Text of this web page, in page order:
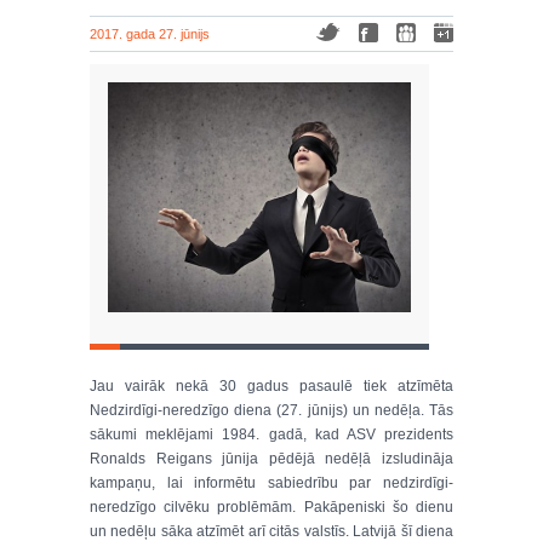
2017. gada 27. jūnijs
Jau vairāk nekā 30 gadus pasaulē tiek atzīmēta
Nedzirdīgi-neredzīgo diena (27. jūnijs) un nedēļa. Tās
sākumi meklējami 1984. gadā, kad ASV prezidents
Ronalds Reigans jūnija pēdējā nedēļā izsludināja
kampaņu, lai informētu sabiedrību par nedzirdīgi-
neredzīgo cilvēku problēmām. Pakāpeniski šo dienu
un nedēļu sāka atzīmēt arī citās valstīs. Latvijā šī diena